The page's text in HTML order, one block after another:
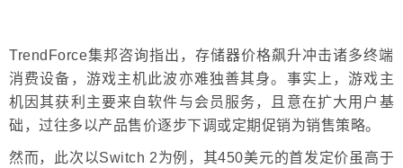
TrendForce集邦咨询指出，存储器价格飙升冲击诸多终端
消费设备，游戏主机此波亦难独善其身。事实上，游戏主
机因其获利主要来自软件与会员服务，且意在扩大用户基
础，过往多以产品售价逐步下调或定期促销为销售策略。
然而，此次以Switch 2为例，其450美元的首发定价虽高于